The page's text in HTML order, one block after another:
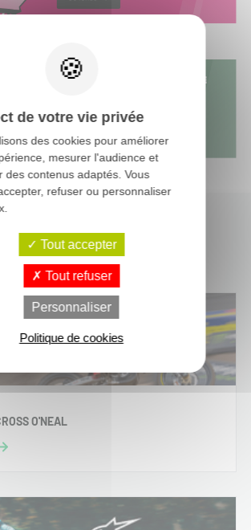
actus moto-cross
O'NEAL
de votre vie privée
des cookies pour améliorer
mesurer l'audience et
des contenus adaptés. Vous
refuser ou personnaliser
Tout accepter
Tout refuser
Personnaliser
Politique de cookies